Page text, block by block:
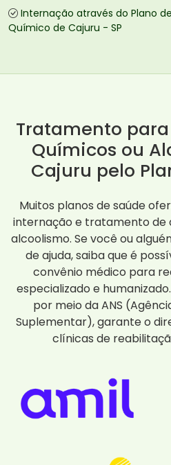
Internação através do Plano
Químico de Cajuru - SP
Tratamento
Químicos ou
Cajuru pelo
Muitos planos de saúde
internação e tratamento de
alcoolismo. Se você ou
de ajuda, saiba que é
convênio médico para
especializado e
por meio da ANS
Suplementar), garante o
clínicas de